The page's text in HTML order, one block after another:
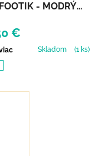
- MODRÝ
€
Skladom
(1 ks)